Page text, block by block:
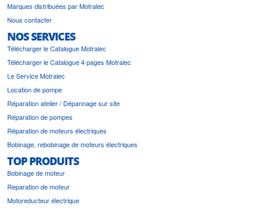
Marques distribuées par Motralec
Nous contacter
NOS SERVICES
Télécharger le Catalogue Motralec
Télécharger le Catalogue 4 pages Motralec
Le Service Motralec
Location de pompe
Réparation atelier / Dépannage sur site
Réparation de pompes
Réparation de moteurs électriques
Bobinage, rebobinage de moteurs électriques
TOP PRODUITS
Bobinage de moteur
Reparation de moteur
Motoreducteur électrique